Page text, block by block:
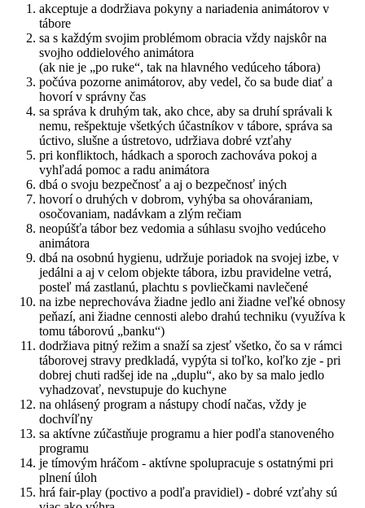
akceptuje a dodržiava pokyny a nariadenia animátorov v
tábore
sa s každým svojim problémom obracia vždy najskôr na
svojho oddielového animátora
(ak nie je „po ruke“, tak na hlavného vedúceho tábora)
počúva pozorne animátorov, aby vedel, čo sa bude diať a
hovorí v správny čas
sa správa k druhým tak, ako chce, aby sa druhí správali k
nemu, rešpektuje všetkých účastníkov v tábore, správa sa
úctivo, slušne a ústretovo, udržiava dobré vzťahy
pri konfliktoch, hádkach a sporoch zachováva pokoj a
vyhľadá pomoc a radu animátora
dbá o svoju bezpečnosť a aj o bezpečnosť iných
hovorí o druhých v dobrom, vyhýba sa ohováraniam,
osočovaniam, nadávkam a zlým rečiam
neopúšťa tábor bez vedomia a súhlasu svojho vedúceho
animátora
dbá na osobnú hygienu, udržuje poriadok na svojej izbe, v
jedálni a aj v celom objekte tábora, izbu pravidelne vetrá,
posteľ má zastlanú, plachtu s povliečkami navlečené
na izbe neprechováva žiadne jedlo ani žiadne veľké obnosy
peňazí, ani žiadne cennosti alebo drahú techniku (využíva k
tomu táborovú „banku“)
dodržiava pitný režim a snaží sa zjesť všetko, čo sa v rámci
táborovej stravy predkladá, vypýta si toľko, koľko zje - pri
dobrej chuti radšej ide na „duplu“, ako by sa malo jedlo
vyhadzovať, nevstupuje do kuchyne
na ohlásený program a nástupy chodí načas, vždy je
dochvíľny
sa aktívne zúčastňuje programu a hier podľa stanoveného
programu
je tímovým hráčom - aktívne spolupracuje s ostatnými pri
plnení úloh
hrá fair-play (poctivo a podľa pravidiel) - dobré vzťahy sú